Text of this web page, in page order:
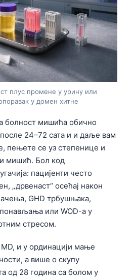
плус промене у урину или
у домен хитне
болност мишића обично
24–72 сата и и даље вам
пењете се уз степенице и
мишић. Бол код
пацијенти често
„дрвенаст“ осећај након
GHD трбушњака,
или WOD-а у
стресом.
и у ординацији мање
а више о скупу
од 28 година са болом у